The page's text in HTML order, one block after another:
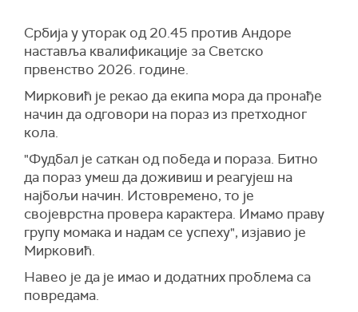
Србија у уторак од 20.45 против Андоре
наставља квалификације за Светско
првенство 2026. године.
Мирковић је рекао да екипа мора да пронађе
начин да одговори на пораз из претходног
кола.
"Фудбал је саткан од победа и пораза. Битно
да пораз умеш да доживиш и реагујеш на
најбољи начин. Истовремено, то је
својеврстна провера карактера. Имамо праву
групу момака и надам се успеху", изјавио је
Мирковић.
Навео је да је имао и додатних проблема са
повредама.